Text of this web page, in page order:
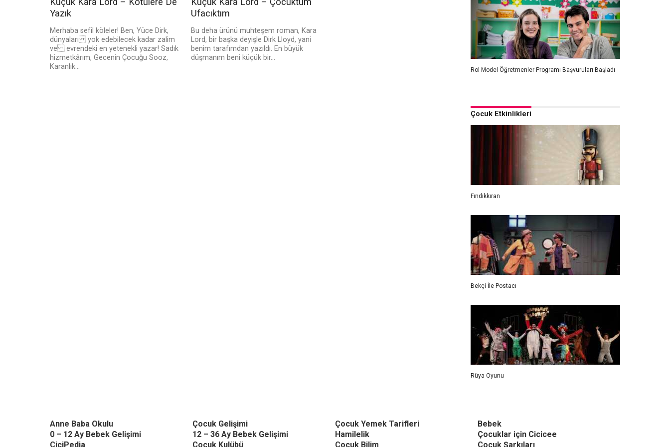
Yazık
Merhaba sefil köleler! Ben, Yüce Dirk,
dünyaları yok edebilecek kadar zalim
ve evrendeki en yetenekli yazar! Sadık
hizmetkârım, Gecenin Çocuğu Sooz,
Karanlık...
Ufacıktım
Bu deha ürünü muhteşem roman, Kara
Lord, bir başka deyişle Dirk Lloyd, yani
benim tarafımdan yazıldı. En büyük
düşmanım beni küçük bir...
Rol Model Öğretmenler Programı Başvuruları Başladı
Çocuk Etkinlikleri
Fındıkkıran
Bekçi İle Postacı
Rüya Oyunu
Anne Baba Okulu Çocuk Gelişimi Çocuk Yemek Tarifleri
Bebek
0 – 12 Ay Bebek Gelişimi
12 – 36 Ay Bebek Gelişimi Hamilelik
Çocuklar için Cicicee
CiciPedia
Çocuk Kulübü Çocuk Bilim Çocuk Şarkıları